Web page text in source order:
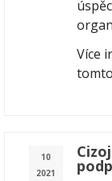
Více
tomto
10
2021